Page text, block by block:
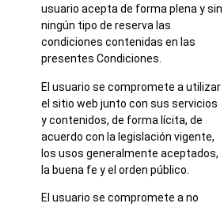
usuario acepta de forma plena y sin
ningún tipo de reserva las
condiciones contenidas en las
presentes Condiciones.
El usuario se compromete a utilizar
el sitio web junto con sus servicios
y contenidos, de forma lícita, de
acuerdo con la legislación vigente,
los usos generalmente aceptados,
la buena fe y el orden público.
El usuario se compromete a no